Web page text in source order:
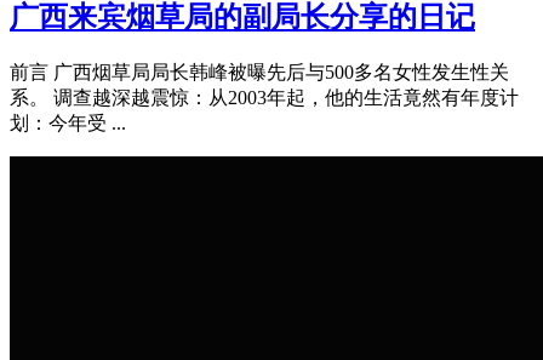
广西来宾烟草局的副局长分享的日记
前言 广西烟草局局长韩峰被曝先后与500多名女性发生性关
系。 调查越深越震惊：从2003年起，他的生活竟然有年度计
划：今年受 ...